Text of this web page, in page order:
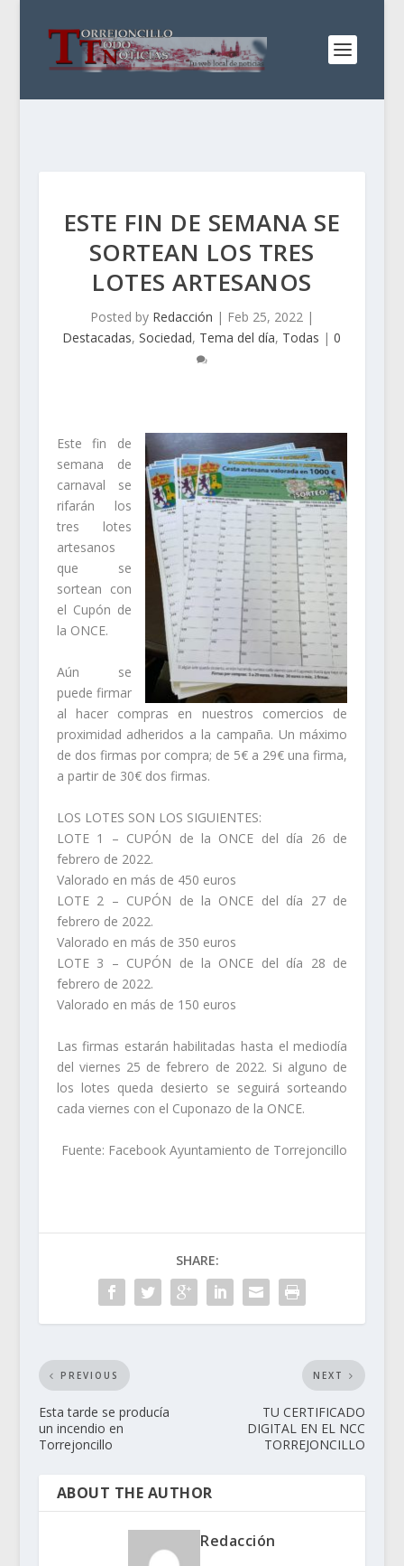
ESTE FIN DE SEMANA SE
SORTEAN LOS TRES
LOTES ARTESANOS
Posted by Redacción | Feb 25, 2022|
Destacadas,Sociedad, Tema del día, Todas |0
Este fin de
semana de
carnaval se
rifarán los
tres lotes
artesanos
que se
sortean con
el Cupón de
la ONCE.
Aún se
puede firmar
al hacer compras en nuestros comercios de
proximidad adheridos a la campaña. Un máximo
de dos firmas por compra; de 5€ a 29€ una firma,
a partir de 30€ dos firmas.
LOS LOTES SON LOS SIGUIENTES:
LOTE 1 – CUPÓN de la ONCE del día 26 de
febrero de 2022.
Valorado en más de 450 euros
LOTE 2 – CUPÓN de la ONCE del día 27 de
febrero de 2022.
Valorado en más de 350 euros
LOTE 3 – CUPÓN de la ONCE del día 28 de
febrero de 2022.
Valorado en más de 150 euros
Las firmas estarán habilitadas hasta el mediodía
del viernes 25 de febrero de 2022. Si alguno de
los lotes queda desierto se seguirá sorteando
cada viernes con el Cuponazo de la ONCE.
Fuente: Facebook Ayuntamiento de Torrejoncillo
SHARE:
PREVIOUS
Esta tarde se producía
un incendio en
Torrejoncillo
NEXT
TU CERTIFICADO
DIGITAL EN EL NCC
TORREJONCILLO
ABOUT THE AUTHOR
Redacción